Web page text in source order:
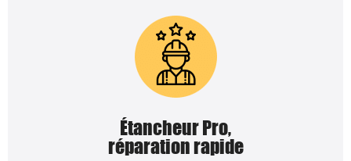
Étancheur Pro,
réparation rapide